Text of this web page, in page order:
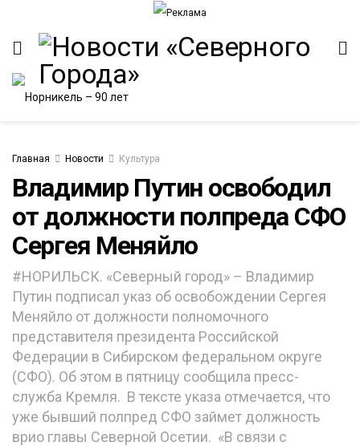
Главная Новости Культура
Владимир Путин освободил
от должности полпреда СФО
Сергея Меняйло
#НОРИЛЬСК. «Северный город» – Владимир
Путин подписал указ об освобождении Сергея
Меняйло от должности полномочного
представителя президента Российской
Федерации в Сибирском федеральном округе
(СФО). Об этом в пятницу сообщила пресс-
служба Кремля. В тексте указа отмечается, что
уже бывший полпред СФО займет должность
врио главы Северной Осетии. «В связи с